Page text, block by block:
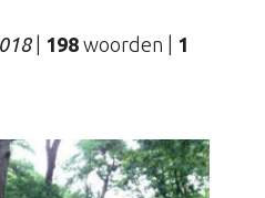
198 woorden 1